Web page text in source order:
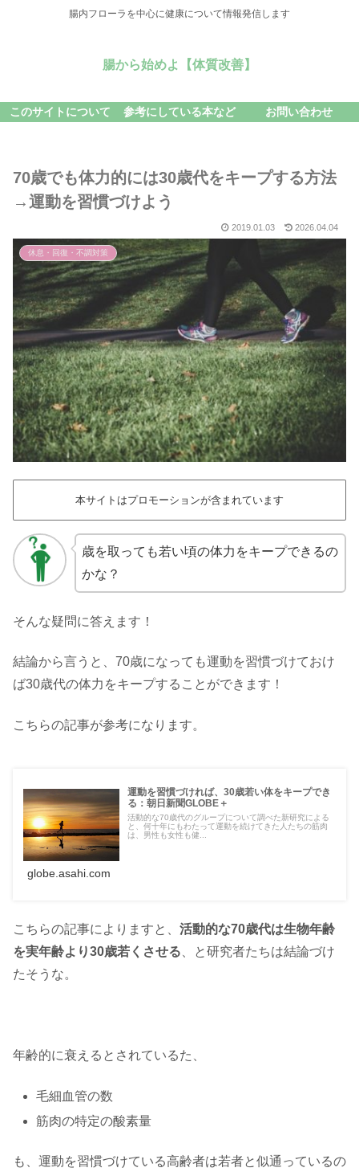
腸内フローラを中心に健康について情報発信します
腸から始めよ【体質改善】
このサイトについて 参考にしている本など お問い合わせ
70歳でも体力的には30歳代をキープする方法
→運動を習慣づけよう
2019.01.03 2026.04.04
休息・回復・不調対策
本サイトはプロモーションが含まれています
歳を取っても若い頃の体力をキープできるの
かな？
そんな疑問に答えます！
結論から言うと、70歳になっても運動を習慣づけておけ
ば30歳代の体力をキープすることができます！
こちらの記事が参考になります。
運動を習慣づければ、30歳若い体をキープでき
る：朝日新聞GLOBE＋
活動的な70歳代のグループについて調べた新研究による
と、何十年にもわたって運動を続けてきた人たちの筋肉
は、男性も女性も健...
globe.asahi.com
こちらの記事によりますと、 活動的な70歳代は生物年齢
を実年齢より30歳若くさせる、と研究者たちは結論づけ
たそうな。
年齢的に衰えるとされているた、
毛細血管の数
筋肉の特定の酸素量
も、運動を習慣づけている高齢者は若者と似通っているの